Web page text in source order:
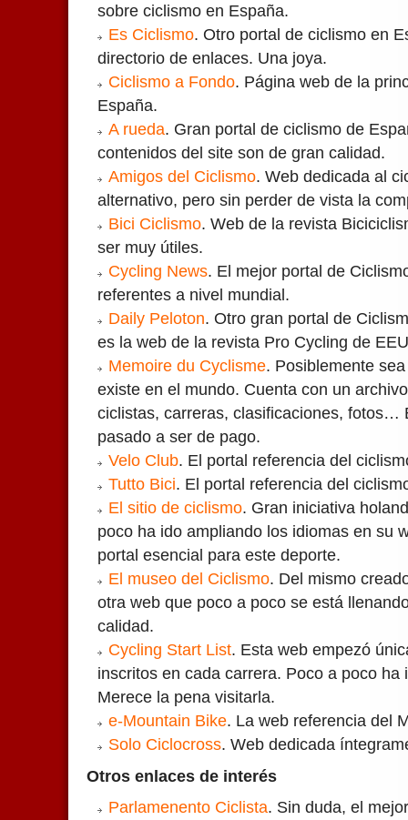
sobre ciclismo en España.
Es Ciclismo. Otro portal de ciclismo en
directorio de enlaces. Una joya.
Ciclismo a Fondo. Página web de la
España.
A rueda. Gran portal de ciclismo de
contenidos del site son de gran calidad.
Amigos del Ciclismo. Web dedicada al
alternativo, pero sin perder de vista la
Bici Ciclismo. Web de la revista
ser muy útiles.
Cycling News. El mejor portal de
referentes a nivel mundial.
Daily Peloton. Otro gran portal de
es la web de la revista Pro Cycling de
Memoire du Cyclisme. Posiblemente
existe en el mundo. Cuenta con un
ciclistas, carreras, clasificaciones, fotos…
pasado a ser de pago.
Velo Club. El portal referencia del
Tutto Bici. El portal referencia del
El sitio de ciclismo. Gran iniciativa
poco ha ido ampliando los idiomas en su
portal esencial para este deporte.
El museo del Ciclismo. Del mismo
otra web que poco a poco se está
calidad.
Cycling Start List. Esta web empezó
inscritos en cada carrera. Poco a poco
Merece la pena visitarla.
e-Mountain Bike. La web referencia del
Solo Ciclocross. Web dedicada
Otros enlaces de interés
Parlamenento Ciclista. Sin duda, el